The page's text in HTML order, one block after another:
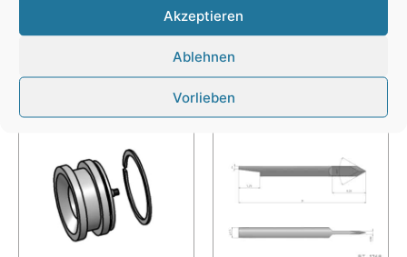
Akzeptieren
Ablehnen
Vorlieben